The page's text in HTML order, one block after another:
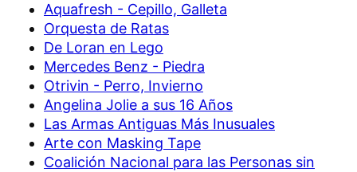
Aquafresh - Cepillo, Galleta
Orquesta de Ratas
De Loran en Lego
Mercedes Benz - Piedra
Otrivin - Perro, Invierno
Angelina Jolie a sus 16 Años
Las Armas Antiguas Más Inusuales
Arte con Masking Tape
Coalición Nacional para las Personas sin